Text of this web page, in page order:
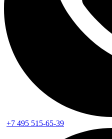
+7 495 515-65-39